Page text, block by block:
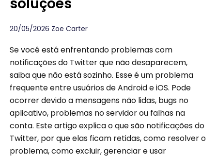
20/05/2026 Zoe Carter
Se você está enfrentando problemas com
notificações do Twitter que não desaparecem,
saiba que não está sozinho. Esse é um problema
frequente entre usuários de Android e iOS. Pode
ocorrer devido a mensagens não lidas, bugs no
aplicativo, problemas no servidor ou falhas na
conta. Este artigo explica o que são notificações do
Twitter, por que elas ficam retidas, como resolver o
problema, como excluir, gerenciar e usar